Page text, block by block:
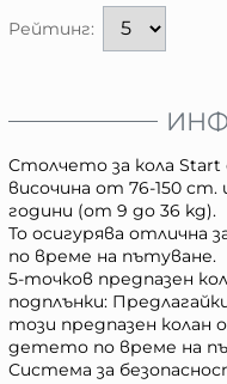
Рейтинг:
Столчето за кола Start
височина от 76-150
години (от 9 до 36 kg).
То осигурява
по време на пътуване.
5-точков предпазен
подплънки:
този предпазен колан
детето по време на
Система за